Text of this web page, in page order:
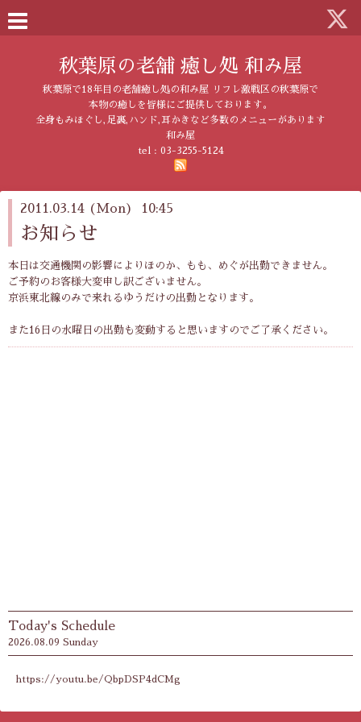
秋葉原の老舗 癒し処 和み屋
秋葉原で18年目の老舗癒し処の和み屋 リフレ激戦区の秋葉原で
本物の癒しを皆様にご提供しております。
全身もみほぐし,足裏,ハンド,耳かきなど多数のメニューがあります
和み屋
tel : 03-3255-5124
2011.03.14 (Mon) 10:45
お知らせ
本日は交通機関の影響によりほのか、もも、めぐが出勤できません。
ご予約のお客様大変申し訳ございません。
京浜東北線のみで来れるゆうだけの出勤となります。
また16日の水曜日の出勤も変動すると思いますのでご了承ください。
Today's Schedule
2026.08.09 Sunday
https://youtu.be/QbpDSP4dCMg